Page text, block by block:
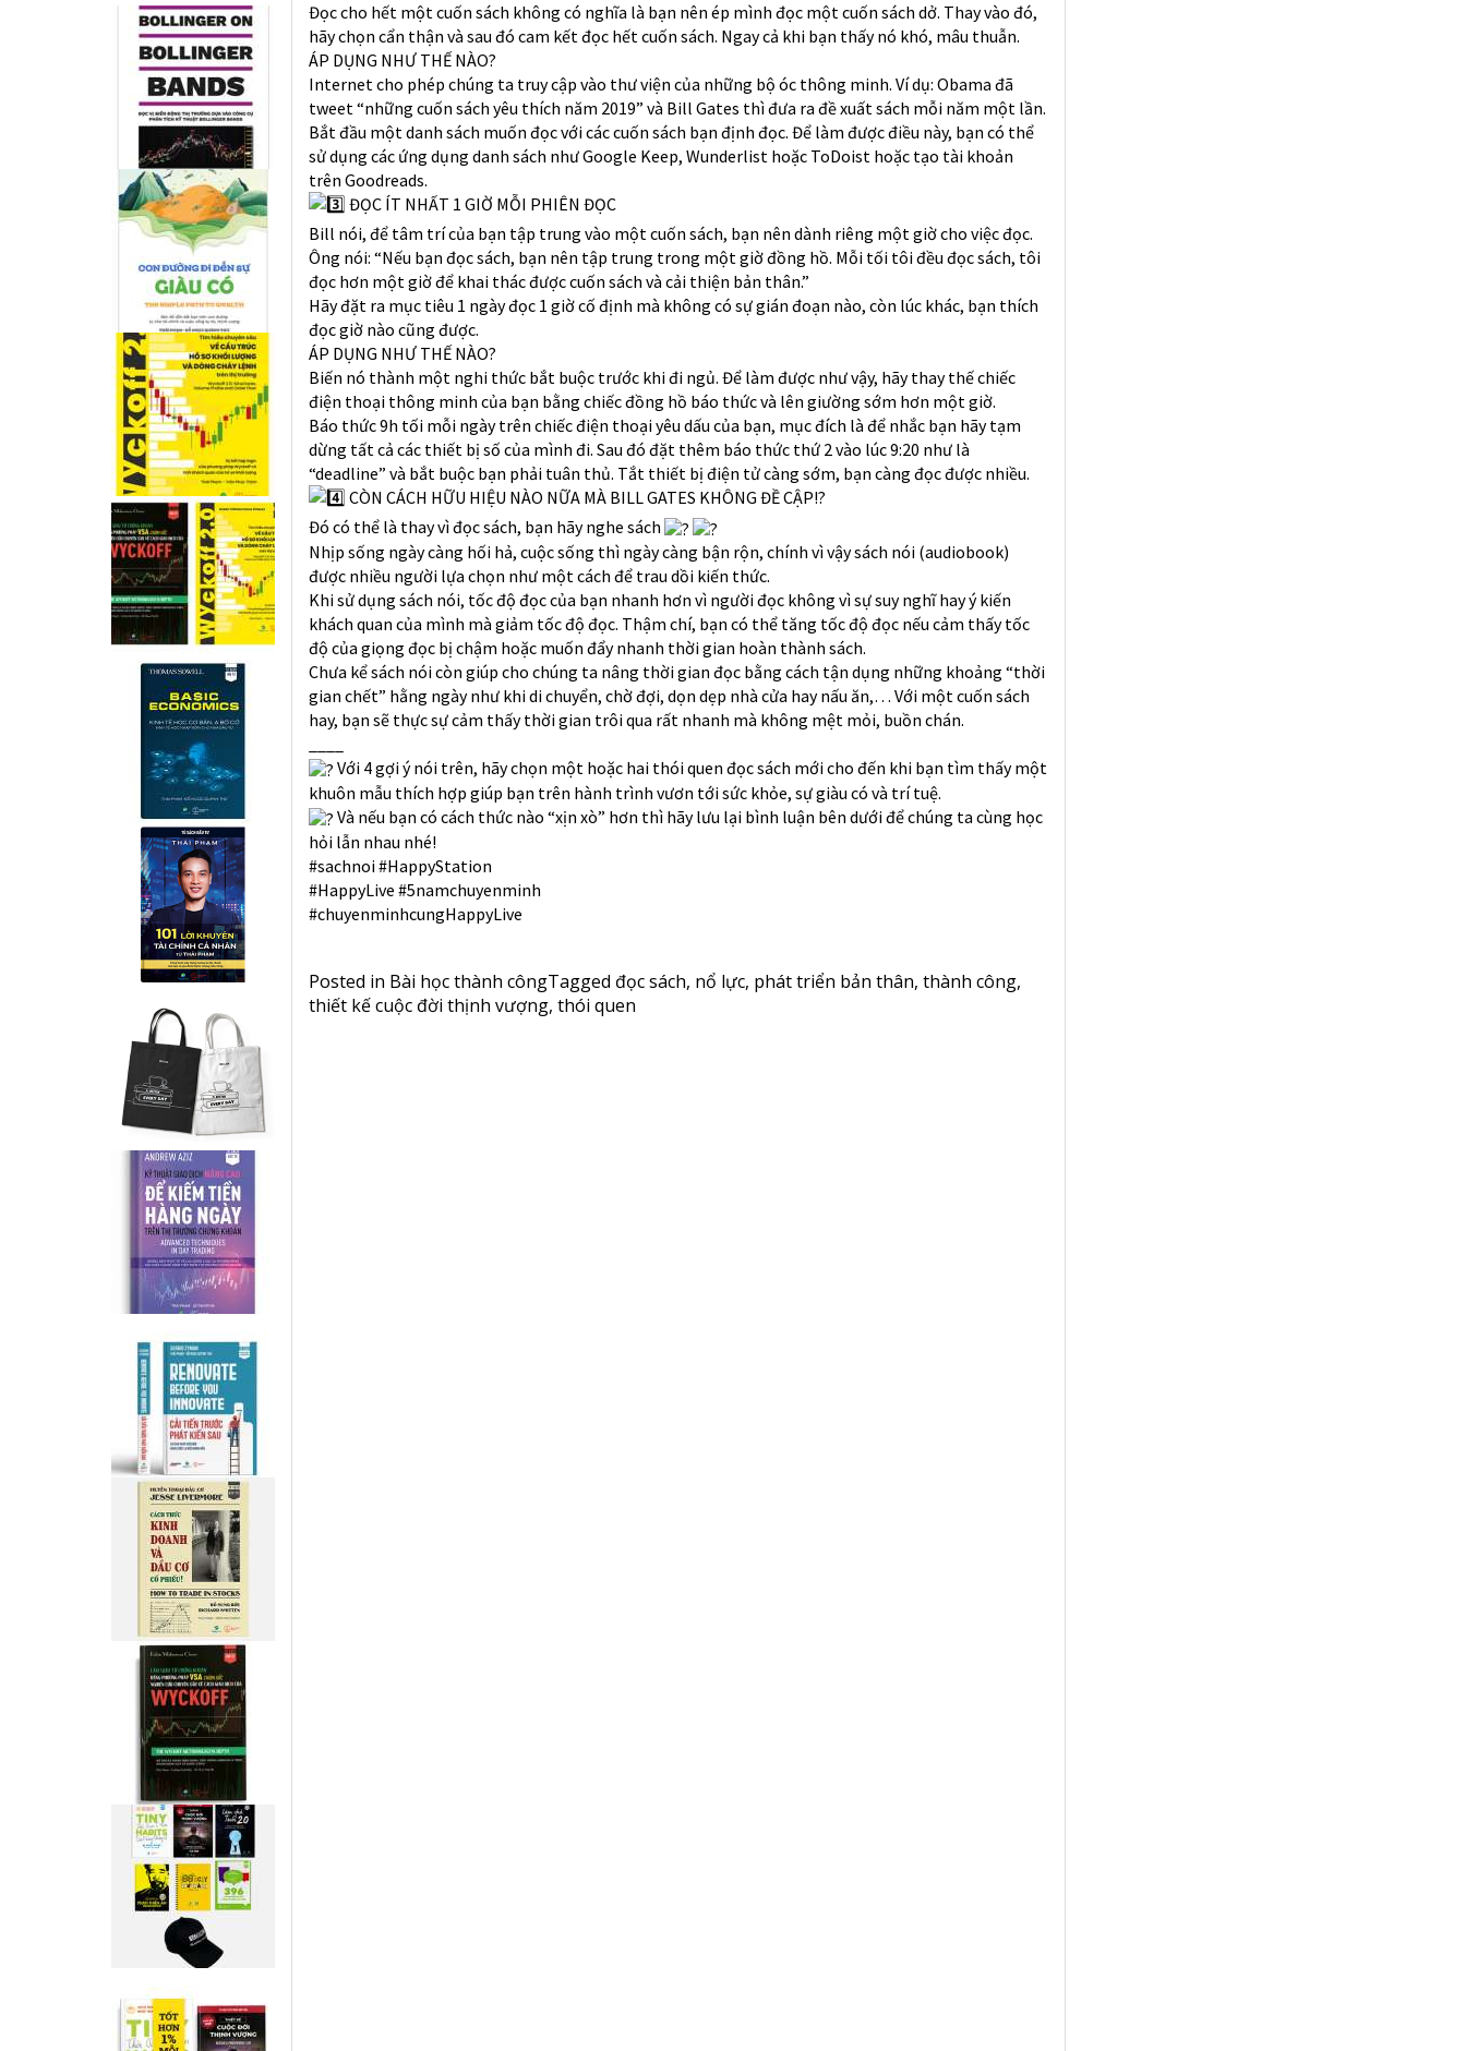
Đọc cho hết một cuốn sách không có nghĩa là bạn nên ép mình đọc một cuốn sách dở. Thay vào đó,
hãy chọn cẩn thận và sau đó cam kết đọc hết cuốn sách. Ngay cả khi bạn thấy nó khó, mâu thuẫn.
ÁP DỤNG NHƯ THẾ NÀO?
Internet cho phép chúng ta truy cập vào thư viện của những bộ óc thông minh. Ví dụ: Obama đã
tweet “những cuốn sách yêu thích năm 2019” và Bill Gates thì đưa ra đề xuất sách mỗi năm một lần.
Bắt đầu một danh sách muốn đọc với các cuốn sách bạn định đọc. Để làm được điều này, bạn có thể
sử dụng các ứng dụng danh sách như Google Keep, Wunderlist hoặc ToDoist hoặc tạo tài khoản
trên Goodreads.
ĐỌC ÍT NHẤT 1 GIỜ MỖI PHIÊN ĐỌC
Bill nói, để tâm trí của bạn tập trung vào một cuốn sách, bạn nên dành riêng một giờ cho việc đọc.
Ông nói: “Nếu bạn đọc sách, bạn nên tập trung trong một giờ đồng hồ. Mỗi tối tôi đều đọc sách, tôi
đọc hơn một giờ để khai thác được cuốn sách và cải thiện bản thân.”
Hãy đặt ra mục tiêu 1 ngày đọc 1 giờ cố định mà không có sự gián đoạn nào, còn lúc khác, bạn thích
đọc giờ nào cũng được.
ÁP DỤNG NHƯ THẾ NÀO?
Biến nó thành một nghi thức bắt buộc trước khi đi ngủ. Để làm được như vậy, hãy thay thế chiếc
điện thoại thông minh của bạn bằng chiếc đồng hồ báo thức và lên giường sớm hơn một giờ.
Báo thức 9h tối mỗi ngày trên chiếc điện thoại yêu dấu của bạn, mục đích là để nhắc bạn hãy tạm
dừng tất cả các thiết bị số của mình đi. Sau đó đặt thêm báo thức thứ 2 vào lúc 9:20 như là
“deadline” và bắt buộc bạn phải tuân thủ. Tắt thiết bị điện tử càng sớm, bạn càng đọc được nhiều.
CÒN CÁCH HỮU HIỆU NÀO NỮA MÀ BILL GATES KHÔNG ĐỀ CẬP!?
Đó có thể là thay vì đọc sách, bạn hãy nghe sách
Nhịp sống ngày càng hối hả, cuộc sống thì ngày càng bận rộn, chính vì vậy sách nói (audiobook)
được nhiều người lựa chọn như một cách để trau dồi kiến thức.
Khi sử dụng sách nói, tốc độ đọc của bạn nhanh hơn vì người đọc không vì sự suy nghĩ hay ý kiến
khách quan của mình mà giảm tốc độ đọc. Thậm chí, bạn có thể tăng tốc độ đọc nếu cảm thấy tốc
độ của giọng đọc bị chậm hoặc muốn đẩy nhanh thời gian hoàn thành sách.
Chưa kể sách nói còn giúp cho chúng ta nâng thời gian đọc bằng cách tận dụng những khoảng “thời
gian chết” hằng ngày như khi di chuyển, chờ đợi, dọn dẹp nhà cửa hay nấu ăn,… Với một cuốn sách
hay, bạn sẽ thực sự cảm thấy thời gian trôi qua rất nhanh mà không mệt mỏi, buồn chán.
Với 4 gợi ý nói trên, hãy chọn một hoặc hai thói quen đọc sách mới cho đến khi bạn tìm thấy một
khuôn mẫu thích hợp giúp bạn trên hành trình vươn tới sức khỏe, sự giàu có và trí tuệ.
Và nếu bạn có cách thức nào “xịn xò” hơn thì hãy lưu lại bình luận bên dưới để chúng ta cùng học
hỏi lẫn nhau nhé!
#sachnoi#HappyStation
#HappyLive #5namchuyenminh
#chuyenminhcungHappyLive
Posted in Bài học thành côngTagged đọc sách, nổ lực, phát triển bản thân, thành công,
thiết kế cuộc đời thịnh vượng, thói quen